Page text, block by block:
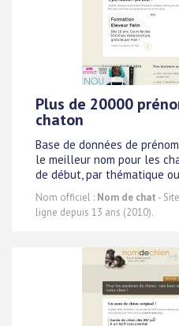
Plus de 20000
chaton
Base de données de
le meilleur nom pour les
de début, par thématique
Nom officiel : Nom de chat -
ligne depuis 13 ans (2010).